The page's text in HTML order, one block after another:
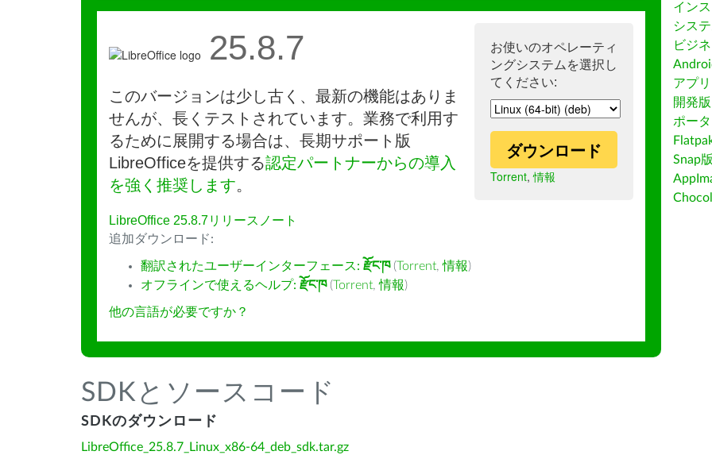
お使いのオペレーティ
ングシステムを選択し
てください:
ダウンロード
Torrent,情報
25.8.7
このバージョンは少し古く、最新の機能はありま
せんが、長くテストされています。業務で利用す
るために展開する場合は、長期サポート版
LibreOfficeを提供する認定パートナーからの導入
を強く推奨します。
LibreOffice 25.8.7リリースノート
追加ダウンロード:
翻訳されたユーザーインターフェース: རྫོང་ཁ (Torrent,情報)
オフラインで使えるヘルプ: རྫོང་ཁ (Torrent,情報)
他の言語が必要ですか？
SDKとソースコード
SDKのダウンロード
LibreOffice_25.8.7_Linux_x86-64_deb_sdk.tar.gz
イン
シス
ビジ
アプ
開発版
ポー
Snap版